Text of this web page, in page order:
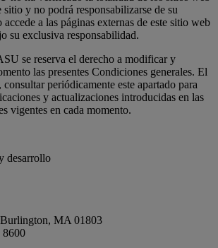
sitio y no podrá responsabilizarse de su
a las páginas externas de este sitio web
su exclusiva responsabilidad.
se reserva el derecho a modificar y
las presentes Condiciones generales. El
consultar periódicamente este apartado para
y actualizaciones introducidas en las
vigentes en cada momento.
desarrollo
MA 01803
8600